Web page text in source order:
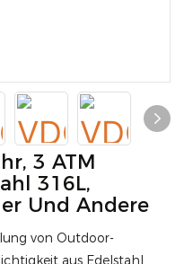
3 ATM
316L,
Und Andere
von Outdoor-
aus Edelstahl